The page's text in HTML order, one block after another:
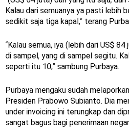
Kalau dari semuanya ya pasti lebih
sedikit saja tiga kapal,” terang
“Kalau semua, iya (lebih dari US$
di sampel, yang di sampel segitu.
seperti itu 10,” sambung Purbaya.
Purbaya mengaku sudah
Presiden Prabowo Subianto. Dia
under invoicing ini terungkap dan
sangat bagus bagi penerimaan